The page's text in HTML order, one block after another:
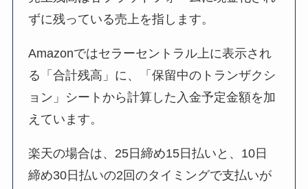
ずに残っている売上を指します。
Amazonではセラーセントラル上に表示され
る「合計残高」に、「保留中のトランザクシ
ョン」シートから計算した入金予定金額を加
えています。
楽天の場合は、25日締め15日払いと、10日
締め30日払いの2回のタイミングで支払いが